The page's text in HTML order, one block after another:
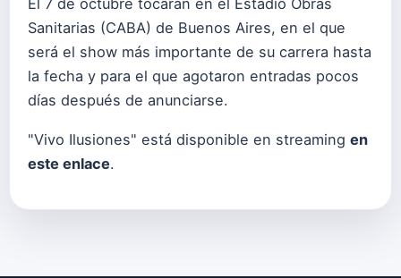
Sanitarias (CABA) de Buenos Aires, en el que
será el show más importante de su carrera hasta
la fecha y para el que agotaron entradas pocos
días después de anunciarse.
"Vivo Ilusiones" está disponible en streaming en
este enlace.